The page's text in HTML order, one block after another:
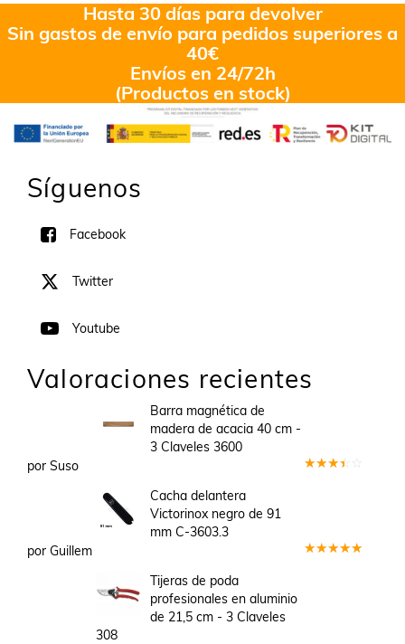
Hasta 30 días para devolver
Sin gastos de envío para pedidos superiores a
40€
Envíos en 24/72h
(Productos en stock)
Síguenos
Facebook
Twitter
Youtube
Valoraciones recientes
Barra magnética de
madera de acacia 40 cm -
3 Claveles 3600
por Suso
Cacha delantera
Victorinox negro de 91
mm C-3603.3
por Guillem
Tijeras de poda
profesionales en aluminio
de 21,5 cm - 3 Claveles
308